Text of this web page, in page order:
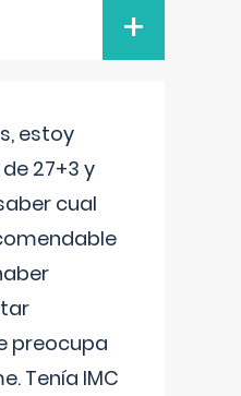
+
estoy
27+3 y
cual
preocupa
Tenía IMC